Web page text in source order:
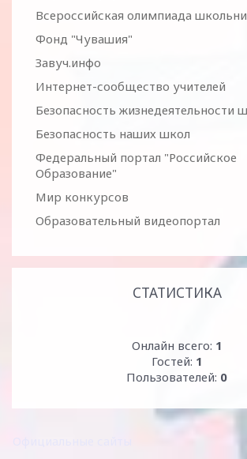
Всероссийская олимпиада
Фонд "Чувашия"
Завуч.инфо
Интернет-сообщество учителей
Безопасность жизнедеятельности
Безопасность наших школ
Федеральный портал "Российское
Образование"
Мир конкурсов
Образовательный видеопортал
СТАТИСТИКА
Онлайн всего: 1
Гостей: 1
Пользователей: 0